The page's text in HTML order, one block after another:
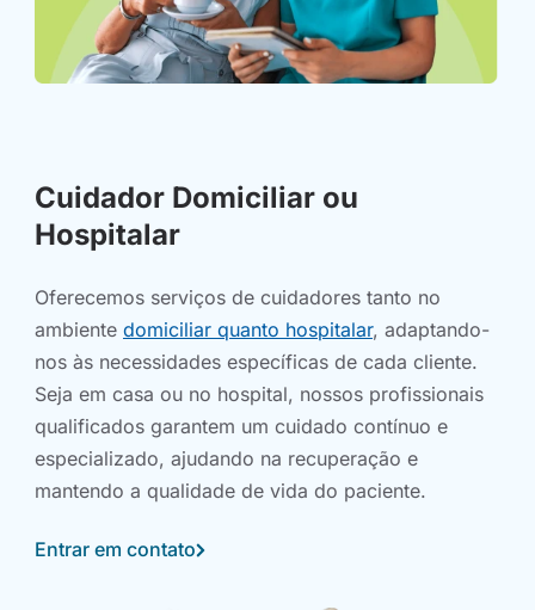
Cuidador Domiciliar ou
Hospitalar
Oferecemos serviços de cuidadores tanto no
ambiente domiciliar quanto hospitalar, adaptando-
nos às necessidades específicas de cada cliente.
Seja em casa ou no hospital, nossos profissionais
qualificados garantem um cuidado contínuo e
especializado, ajudando na recuperação e
mantendo a qualidade de vida do paciente.
Entrar em contato